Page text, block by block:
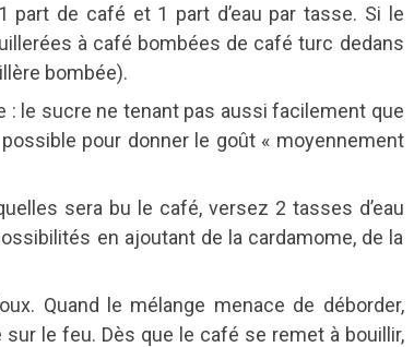
de café et 1 part d’eau par tasse. Si le
à café bombées de café turc dedans
bombée).
le sucre ne tenant pas aussi facilement que
pour donner le goût « moyennement
sera bu le café, versez 2 tasses d’eau
en ajoutant de la cardamome, de la
Quand le mélange menace de déborder,
le feu. Dès que le café se remet à bouillir,